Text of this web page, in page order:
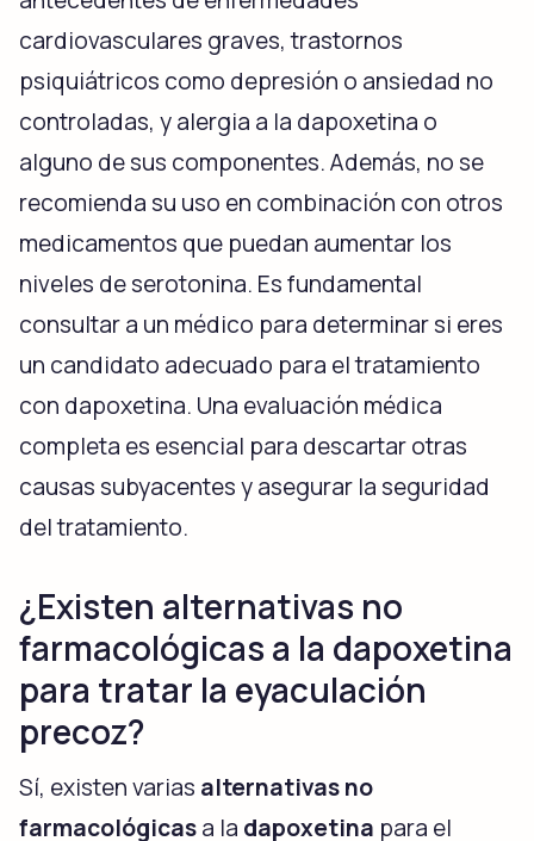
cardiovasculares graves, trastornos
psiquiátricos como depresión o ansiedad no
controladas, y alergia a la dapoxetina o
alguno de sus componentes. Además, no se
recomienda su uso en combinación con otros
medicamentos que puedan aumentar los
niveles de serotonina. Es fundamental
consultar a un médico para determinar si eres
un candidato adecuado para el tratamiento
con dapoxetina. Una evaluación médica
completa es esencial para descartar otras
causas subyacentes y asegurar la seguridad
del tratamiento.
¿Existen alternativas no
farmacológicas a la dapoxetina
para tratar la eyaculación
precoz?
Sí, existen varias alternativas no
farmacológicasa la dapoxetina para el